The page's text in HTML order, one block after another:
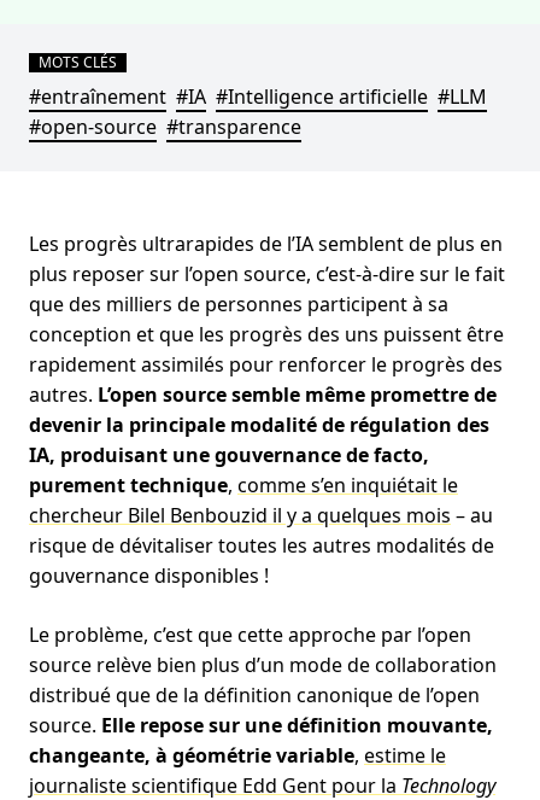
MOTS CLÉS
#entraînement #IA #Intelligence artificielle #LLM
#open-source #transparence
Les progrès ultrarapides de l’IA semblent de plus en
plus reposer sur l’open source, c’est-à-dire sur le fait
que des milliers de personnes participent à sa
conception et que les progrès des uns puissent être
rapidement assimilés pour renforcer le progrès des
autres. L’open source semble même promettre de
devenir la principale modalité de régulation des
IA, produisant une gouvernance de facto,
purement technique, comme s’en inquiétait le
chercheur Bilel Benbouzid il y a quelques mois – au
risque de dévitaliser toutes les autres modalités de
gouvernance disponibles !
Le problème, c’est que cette approche par l’open
source relève bien plus d’un mode de collaboration
distribué que de la définition canonique de l’open
source. Elle repose sur une définition mouvante,
changeante, à géométrie variable, estime le
journaliste scientifique Edd Gent pour la Technology